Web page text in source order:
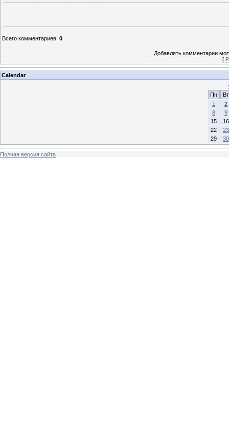
Всего комментариев: 0
Добавлять комментарии
[
Calendar
Пн
Вт
1
2
8
9
15
16
22
23
29
30
Полная версия сайта